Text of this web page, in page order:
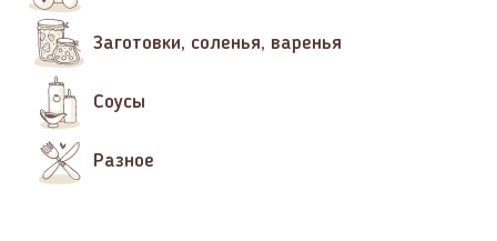
Заготовки, соленья, варенья
Соусы
Разное